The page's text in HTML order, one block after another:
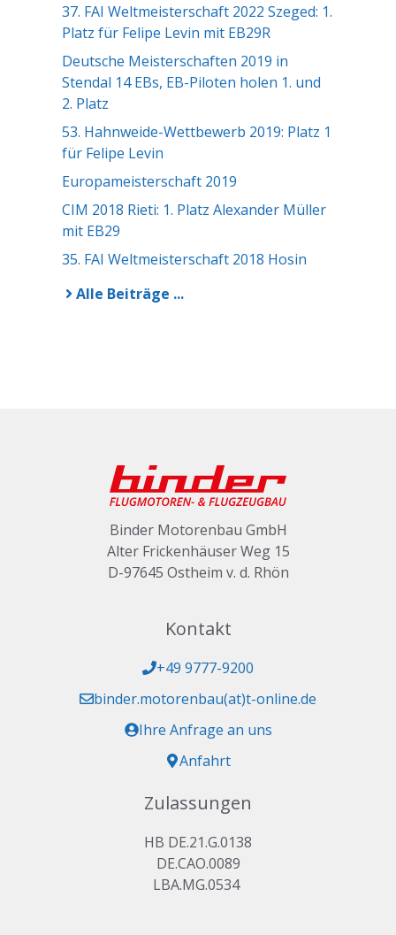
37. FAI Weltmeisterschaft 2022 Szeged: 1.
Platz für Felipe Levin mit EB29R
Deutsche Meisterschaften 2019 in
Stendal 14 EBs, EB-Piloten holen 1. und
2. Platz
53. Hahnweide-Wettbewerb 2019: Platz 1
für Felipe Levin
Europameisterschaft 2019
CIM 2018 Rieti: 1. Platz Alexander Müller
mit EB29
35. FAI Weltmeisterschaft 2018 Hosin
Alle Beiträge ...
Binder Motorenbau GmbH
Alter Frickenhäuser Weg 15
D-97645 Ostheim v. d. Rhön
Kontakt
+49 9777-9200
binder.motorenbau(at)t-online.de
Ihre Anfrage an uns
Anfahrt
Zulassungen
HB DE.21.G.0138
DE.CAO.0089
LBA.MG.0534